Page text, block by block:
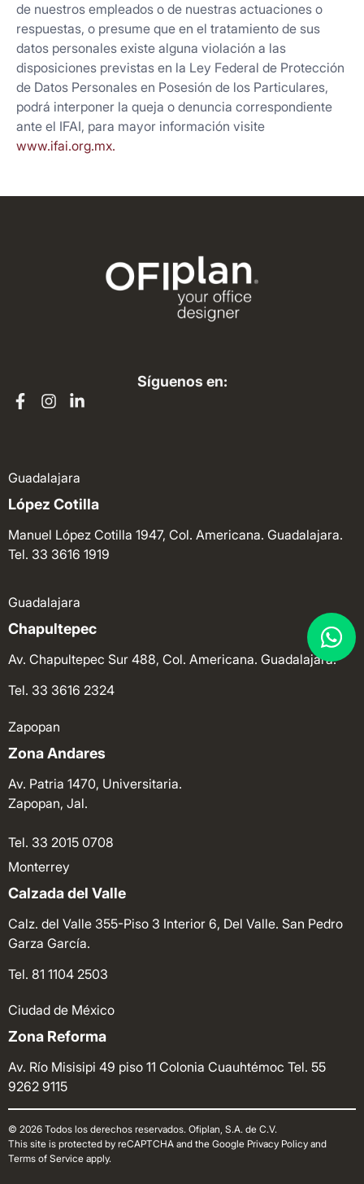
de nuestros empleados o de nuestras actuaciones o
respuestas, o presume que en el tratamiento de sus
datos personales existe alguna violación a las
disposiciones previstas en la Ley Federal de Protección
de Datos Personales en Posesión de los Particulares,
podrá interponer la queja o denuncia correspondiente
ante el IFAI, para mayor información visite
www.ifai.org.mx.
Síguenos en:
Guadalajara
López Cotilla
Manuel López Cotilla 1947, Col. Americana. Guadalajara.
Tel. 33 3616 1919
Guadalajara
Chapultepec
Av. Chapultepec Sur 488, Col. Americana. Guadalajara.
Tel. 33 3616 2324
Zapopan
Zona Andares
Av. Patria 1470, Universitaria.
Zapopan, Jal.
Tel. 33 2015 0708
Monterrey
Calzada del Valle
Calz. del Valle 355-Piso 3 Interior 6, Del Valle. San Pedro
Garza García.
Tel. 81 1104 2503
Ciudad de México
Zona Reforma
Av. Río Misisipi 49 piso 11 Colonia Cuauhtémoc Tel. 55
9262 9115
© 2026 Todos los derechos reservados. Ofiplan, S.A. de C.V.
This site is protected by reCAPTCHA and the Google Privacy Policy and
Terms of Service apply.